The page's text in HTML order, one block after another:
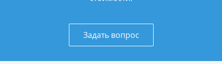
Задать вопрос